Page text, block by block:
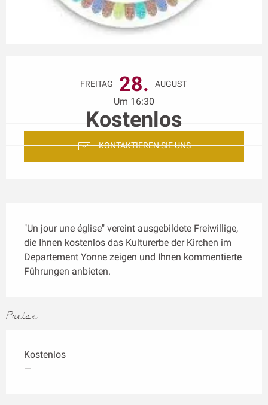
FREITAG 28. AUGUST
Um 16:30
Kostenlos
KONTAKTIEREN SIE UNS
"Un jour une église" vereint ausgebildete Freiwillige,
die Ihnen kostenlos das Kulturerbe der Kirchen im
Departement Yonne zeigen und Ihnen kommentierte
Führungen anbieten.
Preise
Kostenlos
—